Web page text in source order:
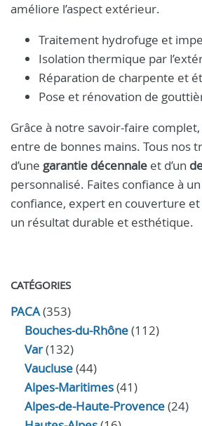
améliore l’aspect extérieur.
Traitement hydrofuge et
Isolation thermique par
Réparation de charpente et
Pose et rénovation de
Grâce à notre savoir-faire
entre de bonnes mains. Tous nos
d’une garantie décennale et d’un
personnalisé. Faites confiance à
confiance, expert en couverture
un résultat durable et esthétique.
CATÉGORIES
PACA(353)
Bouches-du-Rhône(112)
Var(132)
Vaucluse(44)
Alpes-Maritimes(41)
Alpes-de-Haute-Provence(24)